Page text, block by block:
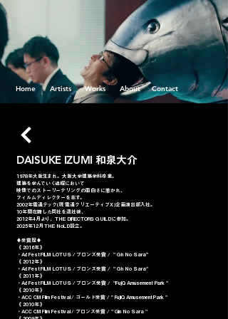
Home Artists Works About Contact
DAISUKE IZUMI 和泉大介
1978年大阪生まれ。大阪大学建築学科卒業。
建築を学んでいく過程において
映像でのストーリーテリングの面白さに惹かれ、
フィルムディレクターを志す。
2002年電通テック(現 電通クリエーティブＸ)企画演出部入社。
10年間在籍した同社を退社後、
2012年4月より、THE DIRECTORS GUILDに参加。
2025年12月 THE NoLD設立。
♦︎受賞歴♦︎
《 2016年 》
・Ad Fest FILM LOTUS / ブロンズ受賞 / " Gin No Sara"
《 2012年 》
・Ad Fest FILM LOTUS / ブロンズ受賞 / " Gin No Sara"
《 2011年 》
・Ad Fest FILM LOTUS / ブロンズ受賞 / "FujiQ Amusement Park "
《 2010年 》
​・ACC CM Film Festival / ゴールド受賞 / " FujiQ Amusement Park "
《 2010年 》
​・ACC CM Film Festival / ブロンズ受賞 / " Gin No Sara "